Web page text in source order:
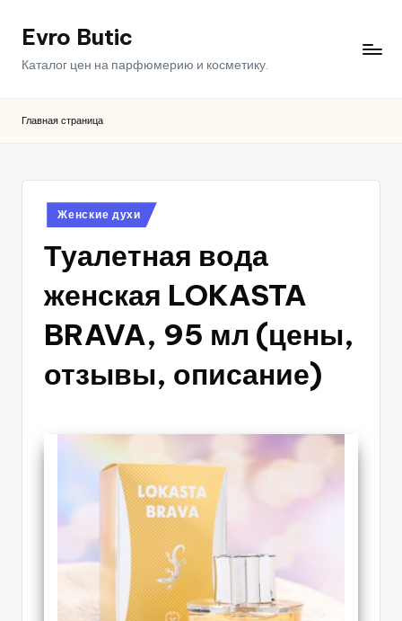
ПерейтиEvro Butic
Каталог цен на парфюмерию и косметику.
Главная страница
Опубликовано
в
Женские духи
Туалетная вода
женская LOKASTA
BRAVA, 95 мл (цены,
отзывы, описание)